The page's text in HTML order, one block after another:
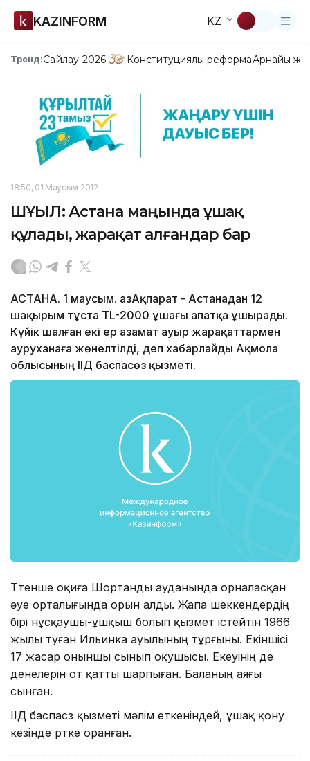
KAZINFORM KZ
Тренд:Сайлау-2026 Конституциялық реформаАрнайы
18:50, 01 Маусым 2012
ШҰҒЫЛ: Астана маңында ұшақ
құлады, жарақат алғандар бар
АСТАНА. 1 маусым. ҚазАқпарат - Астанадан 12
шақырым тұста TL-2000 ұшағы апатқа ұшырады.
Күйік шалған екі ер азамат ауыр жарақаттармен
ауруханаға жөнелтілді, деп хабарлайды Ақмола
облысының ІІД баспасөз қызметі.
Төтенше оқиға Шортанды ауданында орналасқан
әуе орталығында орын алды. Жапа шеккендердің
бірі нұсқаушы-ұшқыш болып қызмет істейтін 1966
жылы туған Ильинка ауылының тұрғыны. Екіншісі
17 жасар оныншы сынып оқушысы. Екеуінің де
денелерін от қатты шарпыған. Баланың аяғы
сынған.
ІІД баспасөз қызметі мәлім еткеніндей, ұшақ қону
кезінде өртке оранған.